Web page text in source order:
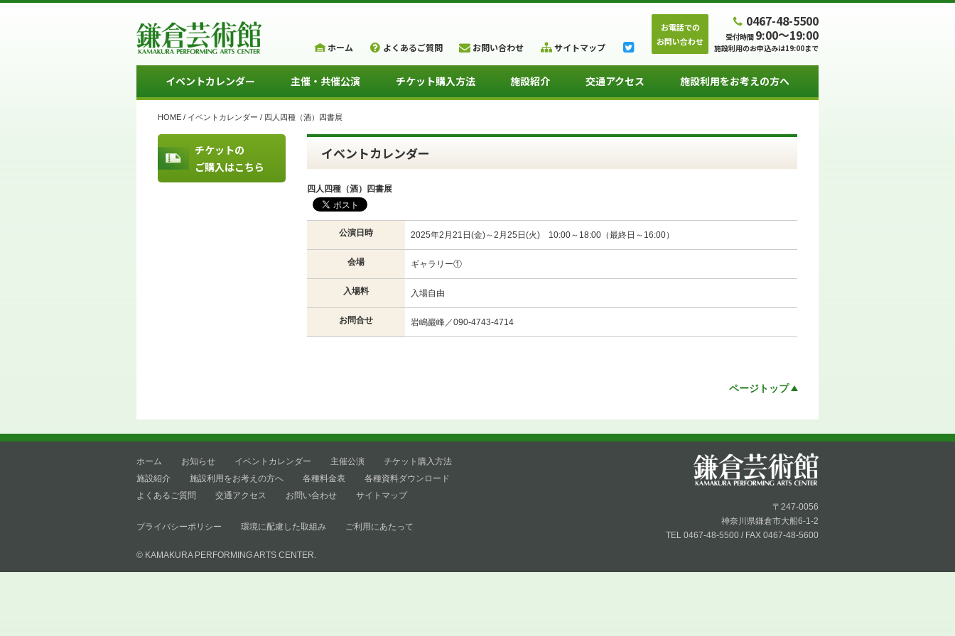
ホーム よくあるご質問 お問い合わせ サイトマップ
お電話での
お問い合わせ
0467-48-5500
受付時間 9:00～19:00
施設利用のお申込みは19:00まで
イベントカレンダー 主催・共催公演 チケット購入方法 施設紹介 交通アクセス 施設利用をお考えの方へ
HOME / イベントカレンダー / 四人四種（酒）四書展
チケットの
ご購入はこちら
イベントカレンダー
四人四種（酒）四書展
公演日時 2025年2月21日(金)～2月25日(火) 10:00～18:00（最終日～16:00）
会場 ギャラリー①
入場料 入場自由
お問合せ 岩嶋巖峰／090-4743-4714
ページトップ
ホーム お知らせ イベントカレンダー 主催公演
チケット購入方法
施設紹介
施設利用をお考えの方へ 各種料金表
各種資料ダウンロード
よくあるご質問
交通アクセス お問い合わせ サイトマップ
プライバシーポリシー 環境に配慮した取組み ご利用にあたって
© KAMAKURA PERFORMING ARTS CENTER.
〒247-0056
神奈川県鎌倉市大船6-1-2
TEL 0467-48-5500 / FAX 0467-48-5600